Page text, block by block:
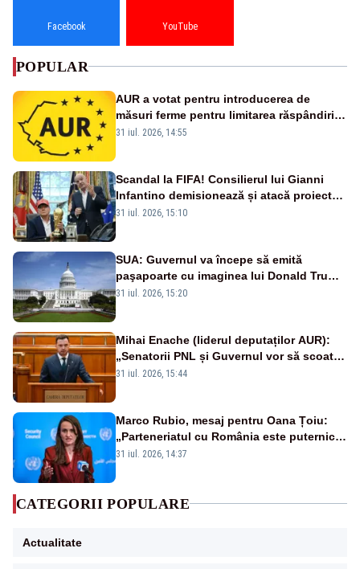
Facebook YouTube
POPULAR
AUR a votat pentru introducerea de
măsuri ferme pentru limitarea răspândirii
virusului pestei porcine africane
31 iul. 2026, 14:55
Scandal la FIFA! Consilierul lui Gianni
Infantino demisionează și atacă proiectul
privind investitorii străini
31 iul. 2026, 15:10
SUA: Guvernul va începe să emită
paşapoarte cu imaginea lui Donald Trump
începând cu 8 august
31 iul. 2026, 15:20
Mihai Enache (liderul deputaților AUR):
„Senatorii PNL și Guvernul vor să scoată
la vânzare bunuri publice pentru a stinge
31 iul. 2026, 15:44
Marco Rubio, mesaj pentru Oana Țoiu:
„Parteneriatul cu România este puternic
și prețuit”
31 iul. 2026, 14:37
CATEGORII POPULARE
Actualitate